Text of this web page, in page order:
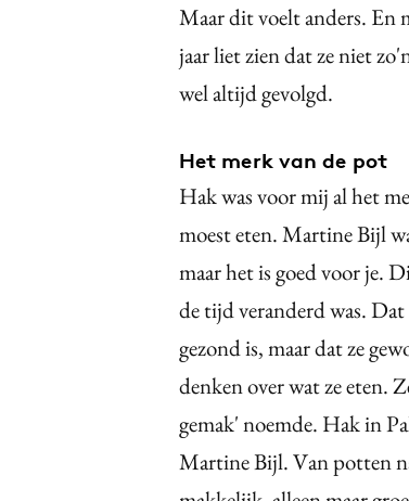
Maar dit voelt anders. En
jaar liet zien dat ze niet
wel altijd gevolgd.
Het merk van de pot
Hak was voor mij al het
moest eten. Martine Bijl
maar het is goed voor je.
de tijd veranderd was.
gezond is, maar dat ze
denken over wat ze eten.
gemak' noemde. Hak in
Martine Bijl. Van potten